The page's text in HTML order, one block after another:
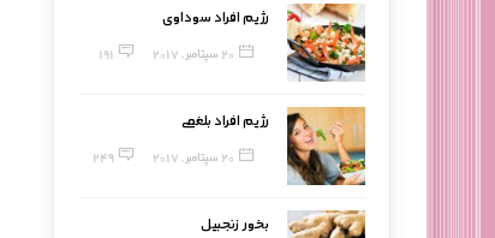
رژیم افراد سوداوی
20 سپتامبر, 2017 191
رژیم افراد بلغمی
20 سپتامبر, 2017 249
بخور زنجبیل